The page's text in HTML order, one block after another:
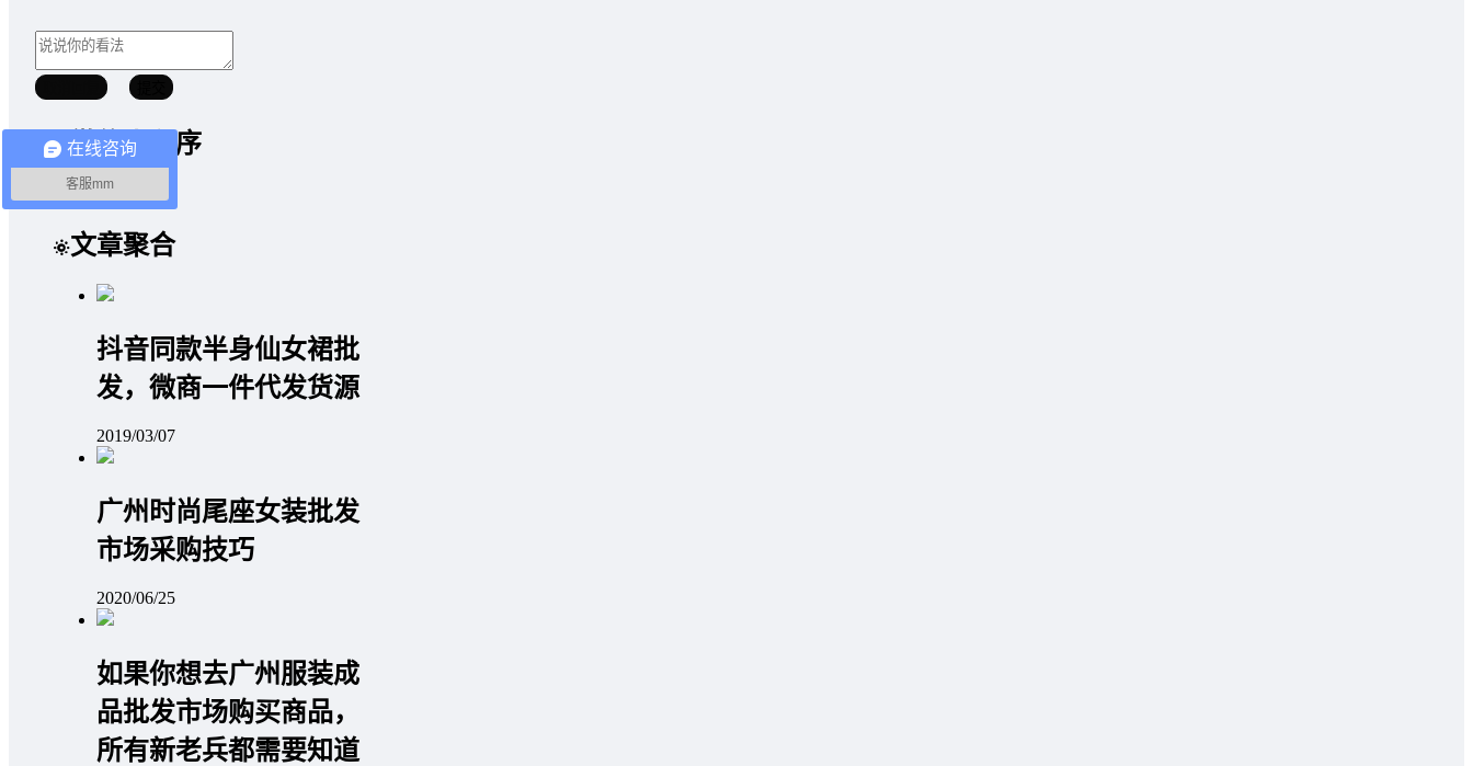
微信小程序
文章聚合
抖音同款半身仙女裙批
发，微商一件代发货源
2019/03/07
广州时尚尾座女装批发
市场采购技巧
2020/06/25
如果你想去广州服装成
品批发市场购买商品，
所有新老兵都需要知道
在线咨询
客服mm